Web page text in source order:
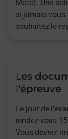
Moto). Une
si jamais vous
souhaitez le
Les
l'épreuve
Le jour de
rendez-vous
Vous devrez